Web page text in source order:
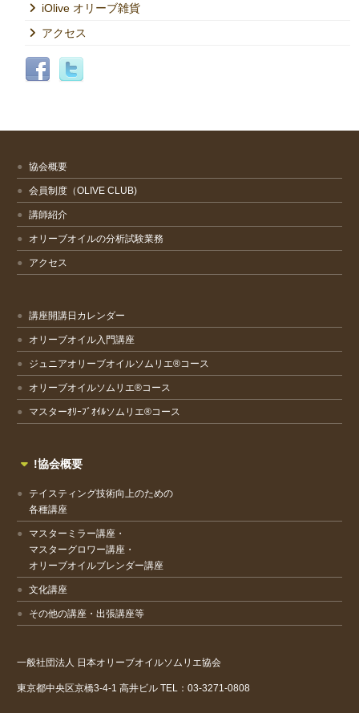
iOlive オリーブ雑貨
アクセス
協会概要
会員制度（OLIVE CLUB)
講師紹介
オリーブオイルの分析試験業務
アクセス
講座開講日カレンダー
オリーブオイル入門講座
ジュニアオリーブオイルソムリエ®コース
オリーブオイルソムリエ®コース
マスターｵﾘｰﾌﾞｵｲﾙソムリエ®コース
!協会概要
テイスティング技術向上のための
各種講座
マスターミラー講座・
マスターグロワー講座・
オリーブオイルブレンダー講座
文化講座
その他の講座・出張講座等
一般社団法人 日本オリーブオイルソムリエ協会
東京都中央区京橋3-4-1 高井ビル TEL：03-3271-0808